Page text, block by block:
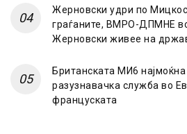
Жерновски удри по
граѓаните, ВМРО-ДПМНЕ
Жерновски живее на
Британската МИ6
разузнавачка служба во
француската